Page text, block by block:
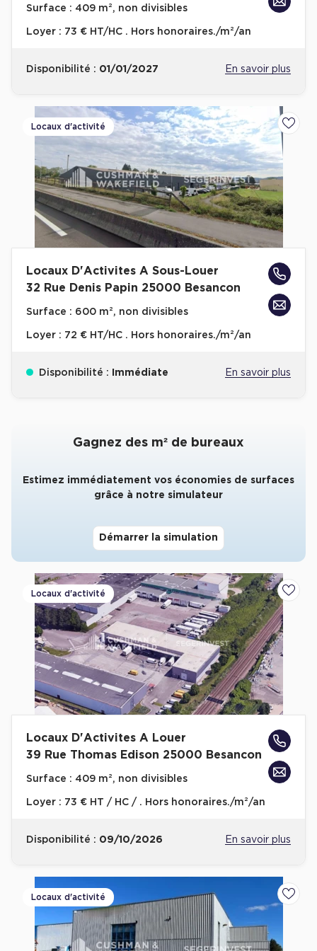
Entrepôts et Locaux d'activités - Programmes neufs
Location de plateformes Logistique à Aulnay-sous-Bois
Location de plateformes Logistique à Amiens
Location de plateformes Logistique à Marseille
Location de plateformes Logistique à Le Havre
Achat de plateformes Logistique
Achat de plateformes Logistique en Bretagne
Achat de plateformes Logistique à Lyon
Achat de plateformes Logistique à Marseille
Achat de plateformes Logistique à Dijon
Logistique urbaine
Entrepôts XXL
Location de Commerces à Paris
Location de Commerces à Bordeaux
Location de Commerces à Toulouse
Location de Commerces à Reims
Achat de Commerces
Achat de Commerces à Nîmes
Achat de Commerces à Toulouse
Achat de Commerces à Dijon
Bureaux privés à Lyon
Bureaux privés à Marseille
Bureaux privés à Neuilly-sur-Seine
Bureaux privés à Lille
Surface : 409 m², non divisibles
Loyer : 73 € HT/HC . Hors honoraires./m²/an
Disponibilité : 01/01/2027 En savoir plus
Locaux d'activité
Locaux D'Activites A Sous-Louer
32 Rue Denis Papin 25000 Besancon
Surface : 600 m², non divisibles
Loyer : 72 € HT/HC . Hors honoraires./m²/an
Disponibilité : Immédiate En savoir plus
Gagnez des m² de bureaux
Estimez immédiatement vos économies de surfaces
grâce à notre simulateur
Démarrer la simulation
Locaux d'activité
Locaux D'Activites A Louer
39 Rue Thomas Edison 25000 Besancon
Surface : 409 m², non divisibles
Loyer : 73 € HT / HC / . Hors honoraires./m²/an
Disponibilité : 09/10/2026 En savoir plus
Locaux d'activité